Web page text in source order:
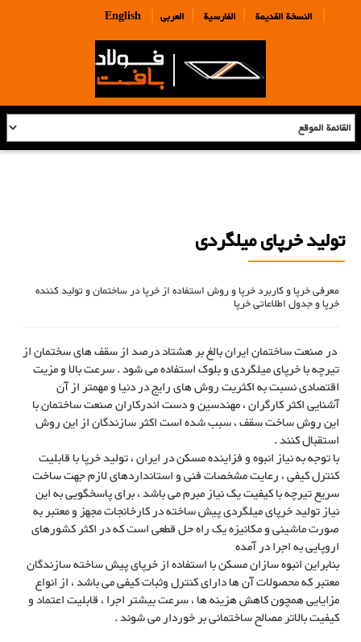
English| النسخة القديمة | الفارسية | العربی |
تولید خرپای ميلگردی
معرفی خرپا و کاربرد خرپا و روش استفاده از خرپا در ساختمان و تولید کننده
خرپا و جدول اطلاعاتی خرپا
در صنعت ساختمان ایران بالغ بر هشتاد درصد از سقف های سختمان از
تیرچه با خرپای میلگردی و بلوک استفاده می شود . سرعت بالا و مزیت
اقتصادی نسبت به اکثریت روش های رایج در دنیا و مهمتر از آن
آشنایی اکثر کارگران ، مهندسین و دست اندرکاران صنعت ساختمان با
این روش ساخت سقف ، سبب شده است اکثر سازندگان از این روش
استقبال کنند .
با توجه به نیاز انبوه و فزاینده مسکن در ایران ، تولید خرپا با قابلیت
کنترل کیفی ، رعایت مشخصات فنی و استانداردهای لازم جهت ساخت
سریع تیرچه با کیفیت یک نیاز مبرم می باشد ، برای پاسخگویی به این
نیاز تولید خرپای میلگردی پیش ساخته در کارخانجات مجهز و معتبر به
صورت ماشینی و مکانیزه یک راه حل قطعی است که در اکثر کشورهای
اروپایی به اجرا در آمده
بنابراین انبوه سازان مسکن با استفاده از خرپای پیش ساخته سازندگان
معتبر که محصولات آن ها دارای کنترل وثبات کیفی می باشد ، از انواع
مزایایی همچون کاهش هزینه ها ، سرعت بیشتر اجرا ، قابلیت اعتماد و
کیفیت بالاتر مصالح ساختمانی بر خوردار می شوند .